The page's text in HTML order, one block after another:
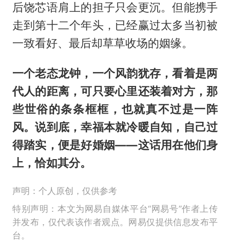
后饶芯语肩上的担子只会更沉。但能携手
走到第十二个年头，已经赢过太多当初被
一致看好、最后却草草收场的姻缘。
一个老态龙钟，一个风韵犹存，看着是两
代人的距离，可只要心里还装着对方，那
些世俗的条条框框，也就真不过是一阵
风。说到底，幸福本就冷暖自知，自己过
得踏实，便是好婚姻——这话用在他们身
上，恰如其分。
声明：个人原创，仅供参考
特别声明：本文为网易自媒体平台“网易号”作者上传
并发布，仅代表该作者观点。网易仅提供信息发布平
台。